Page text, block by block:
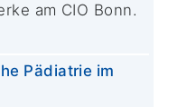
am CIO Bonn.
Pädiatrie im